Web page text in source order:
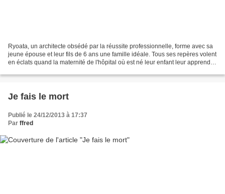
Ryoata, un architecte obsédé par la réussite professionnelle, forme avec sa
jeune épouse et leur fils de 6 ans une famille idéale. Tous ses repères volent
en éclats quand la maternité de l'hôpital où est né leur enfant leur apprend
Je fais le mort
Publié le 24/12/2013 à 17:37
Par ffred